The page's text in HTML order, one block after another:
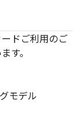
ドご利用のご
す。
モデル